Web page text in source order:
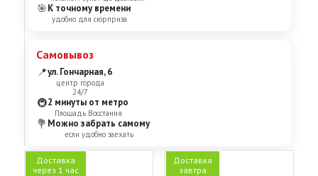
🎯К точному времени
удобно для сюрприза
Самовывоз
📍ул. Гончарная, 6
центр города
24/7
🚇2 минуты от метро
Площадь Восстания
💐 Можно забрать самому
если удобно заехать
Доставка
через 1 час
Доставка
завтра